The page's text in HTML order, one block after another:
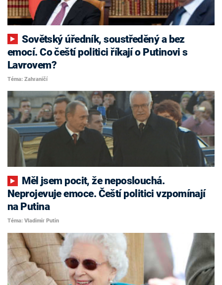
Sovětský úředník, soustředěný a bez
emocí. Co čeští politici říkají o Putinovi s
Lavrovem?
Téma: Zahraničí
Neprojevuje emoce. Čeští politici vzpomínají
na Putina
Téma: Vladimir Putin